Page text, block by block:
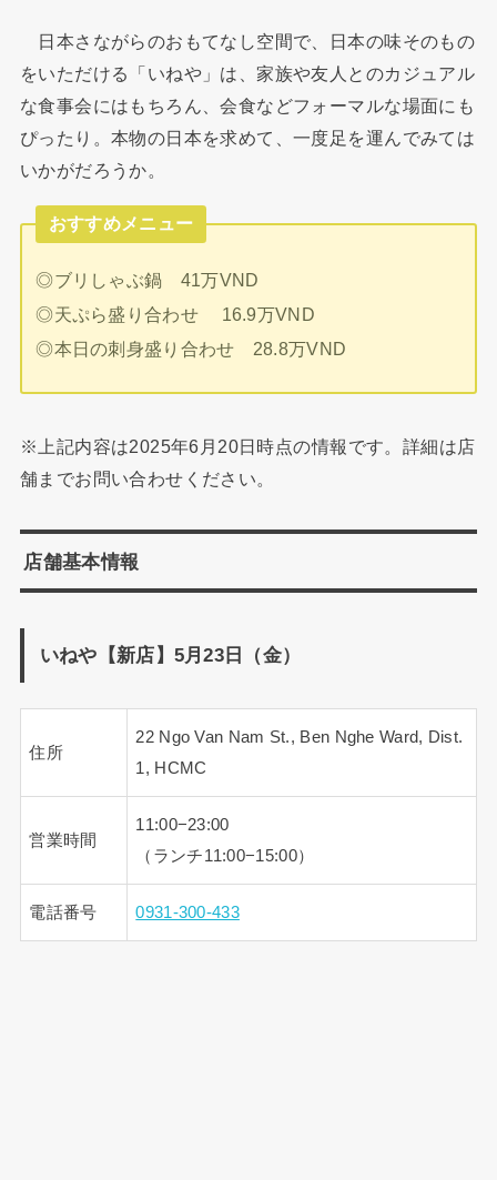
日本さながらのおもてなし空間で、日本の味そのもの
をいただける「いねや」は、家族や友人とのカジュアル
な食事会にはもちろん、会食などフォーマルな場面にも
ぴったり。本物の日本を求めて、一度足を運んでみては
いかがだろうか。
おすすめメニュー
◎ブリしゃぶ鍋 41万VND
◎天ぷら盛り合わせ 16.9万VND
◎本日の刺身盛り合わせ 28.8万VND
※上記内容は2025年6月20日時点の情報です。詳細は店
舗までお問い合わせください。
店舗基本情報
いねや【新店】5月23日（金）
住所
22 Ngo Van Nam St., Ben Nghe Ward, Dist.
1, HCMC
営業時間
11:00−23:00
（ランチ11:00−15:00）
電話番号 0931-300-433